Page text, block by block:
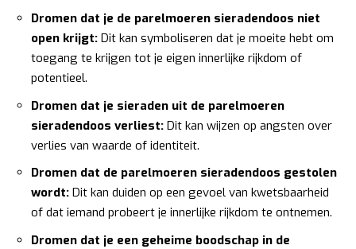
Dromen dat je de parelmoeren sieradendoos niet
open krijgt: Dit kan symboliseren dat je moeite hebt om
toegang te krijgen tot je eigen innerlijke rijkdom of
potentieel.
Dromen dat je sieraden uit de parelmoeren
sieradendoos verliest: Dit kan wijzen op angsten over
verlies van waarde of identiteit.
Dromen dat de parelmoeren sieradendoos gestolen
wordt: Dit kan duiden op een gevoel van kwetsbaarheid
of dat iemand probeert je innerlijke rijkdom te ontnemen.
Dromen dat je een geheime boodschap in de